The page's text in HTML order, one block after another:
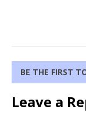
BE THE FIRST
Leave a